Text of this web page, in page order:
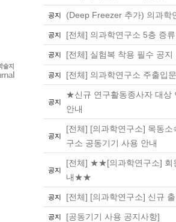
공지 (Deep Freezer 추가) 의과학
공지 [전체] 의과학연구소 5층 증
공지 [전체] 실험복 착용 필수 공지
공지 [전체] 의과학연구소 주출입
공지
★신규 연구활동종사자 대상
안내
공지
[전체] [의과학연구소] 목동
구소 공동기기 사용 안내
공지
[전체] ★★[의과학연구소] 회
내★★
공지 [전체] [의과학연구소] 신규
공지 [공동기기 사용 공지사항]